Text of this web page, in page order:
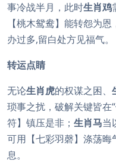
事冷战半月，此时生肖鸡
【桃木鸳鸯】能转怨为
办过多,留白处方见福气。
转运点睛
无论生肖虎的权谋之困、
琐事之扰，破解关键皆在“
符】镇压是非； 生肖马当
可用【七彩羽磬】涤荡
息。